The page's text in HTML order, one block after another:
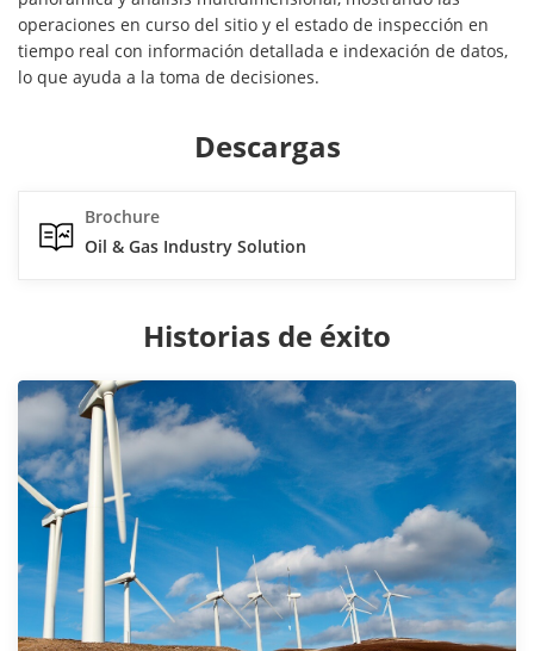
operaciones en curso del sitio y el estado de inspección en
tiempo real con información detallada e indexación de datos,
lo que ayuda a la toma de decisiones.
Descargas
Brochure
Oil & Gas Industry Solution
Historias de éxito